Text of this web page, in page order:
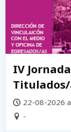
IV
Titulados/
22-08-2026
-